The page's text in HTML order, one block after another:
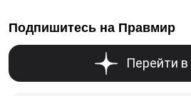
Подпишитесь на Правмир
Перейти в